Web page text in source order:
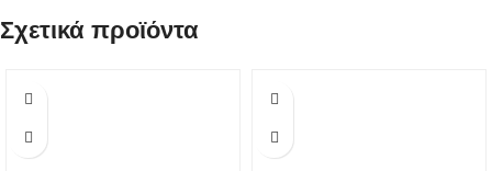
Σχετικά προϊόντα